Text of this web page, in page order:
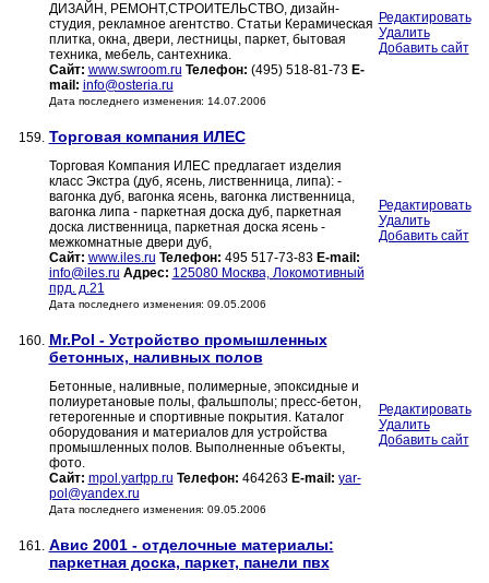
ДИЗАЙН, РЕМОНТ,СТРОИТЕЛЬСТВО, дизайн-
студия, рекламное агентство. Статьи Керамическая
плитка, окна, двери, лестницы, паркет, бытовая
техника, мебель, сантехника.
Сайт: www.swroom.ru Телефон: (495) 518-81-73 E-
mail: info@osteria.ru
Дата последнего изменения: 14.07.2006
Редактировать
Удалить
Добавить сайт
159. Торговая компания ИЛЕС
Торговая Компания ИЛЕС предлагает изделия
класс Экстра (дуб, ясень, лиственница, липа): -
вагонка дуб, вагонка ясень, вагонка лиственница,
вагонка липа - паркетная доска дуб, паркетная
доска лиственница, паркетная доска ясень -
межкомнатные двери дуб,
Сайт: www.iles.ru Телефон: 495 517-73-83 E-mail:
info@iles.ru Адрес: 125080 Москва, Локомотивный
прд. д.21
Дата последнего изменения: 09.05.2006
Редактировать
Удалить
Добавить сайт
160. Mr.Pol - Устройство промышленных
бетонных, наливных полов
Бетонные, наливные, полимерные, эпоксидные и
полиуретановые полы, фальшполы; пресс-бетон,
гетерогенные и спортивные покрытия. Каталог
оборудования и материалов для устройства
промышленных полов. Выполненные объекты,
фото.
Сайт: mpol.yartpp.ru Телефон: 464263 E-mail: yar-
pol@yandex.ru
Дата последнего изменения: 09.05.2006
Редактировать
Удалить
Добавить сайт
161. Авис 2001 - отделочные материалы:
паркетная доска, паркет, панели пвх